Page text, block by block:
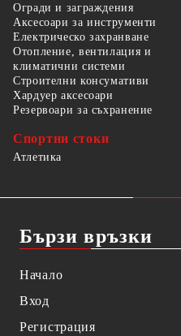
Огради и заграждения
Аксесоари за инструменти
Електрическо захранване
Отопление, вентилация и
климатични системи
Строителни консумативи
Хардуер аксесоари
Резервоари за съхранение
Спортни стоки
Атлетика
Бързи връзки
Начало
Вход
Регистрация